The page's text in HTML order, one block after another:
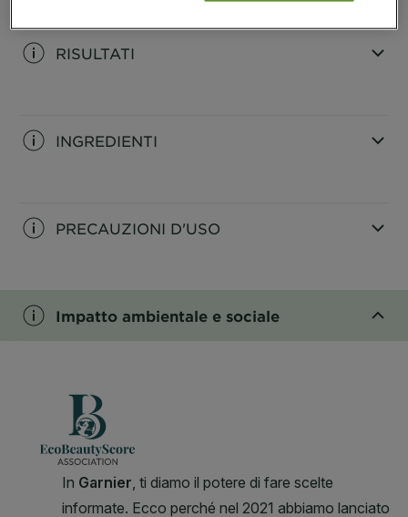
RISULTATI
INGREDIENTI
PRECAUZIONI D'USO
Impatto ambientale e sociale